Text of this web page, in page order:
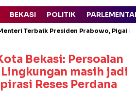
BEKASI POLITIK
Terbaik Presiden Prabowo, Pigai
Bekasi: Persoalan
masih jadi
Reses Perdana